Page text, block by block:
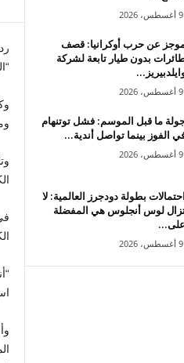
9 أغسطس، 2026
عن حرب أوكرانيا: قصف
بدون طيار تابعة لشركة
9 أغسطس، 2026
ما قبل الموسم: فشل توتنهام
الفوز بينما تواصل أندية...
9 أغسطس، 2026
احتمالات بطولة دودجرز العالمية: لا
لوس أنجلوس هي المفضلة
على...
9 أغسطس، 2026